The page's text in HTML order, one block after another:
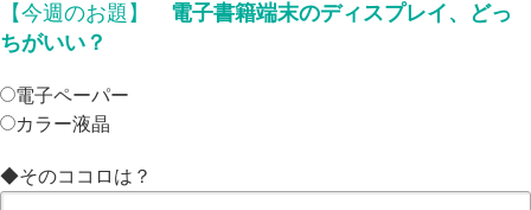
【今週のお題】 電子書籍端末のディスプレイ、どっ
ちがいい？
電子ペーパー
カラー液晶
◆そのココロは？